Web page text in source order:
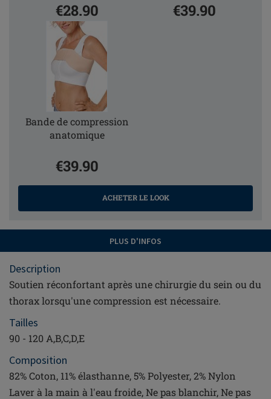
€28.90 €39.90
Bande de compression
anatomique
€39.90
ACHETER LE LOOK
PLUS D'INFOS
Description
Soutien réconfortant après une chirurgie du sein ou du
thorax lorsqu'une compression est nécessaire.
Tailles
90 - 120 A,B,C,D,E
Composition
82% Coton, 11% élasthanne, 5% Polyester, 2% Nylon
Laver à la main à l'eau froide, Ne pas blanchir, Ne pas